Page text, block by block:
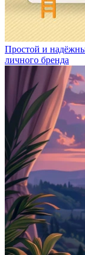
Простой и
личного бренда